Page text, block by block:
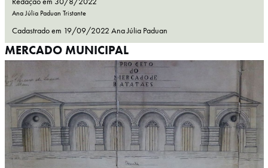
Ana Júlia Paduan Tristante
Cadastrado em 19/09/2022 Ana Júlia Paduan
MERCADO MUNICIPAL